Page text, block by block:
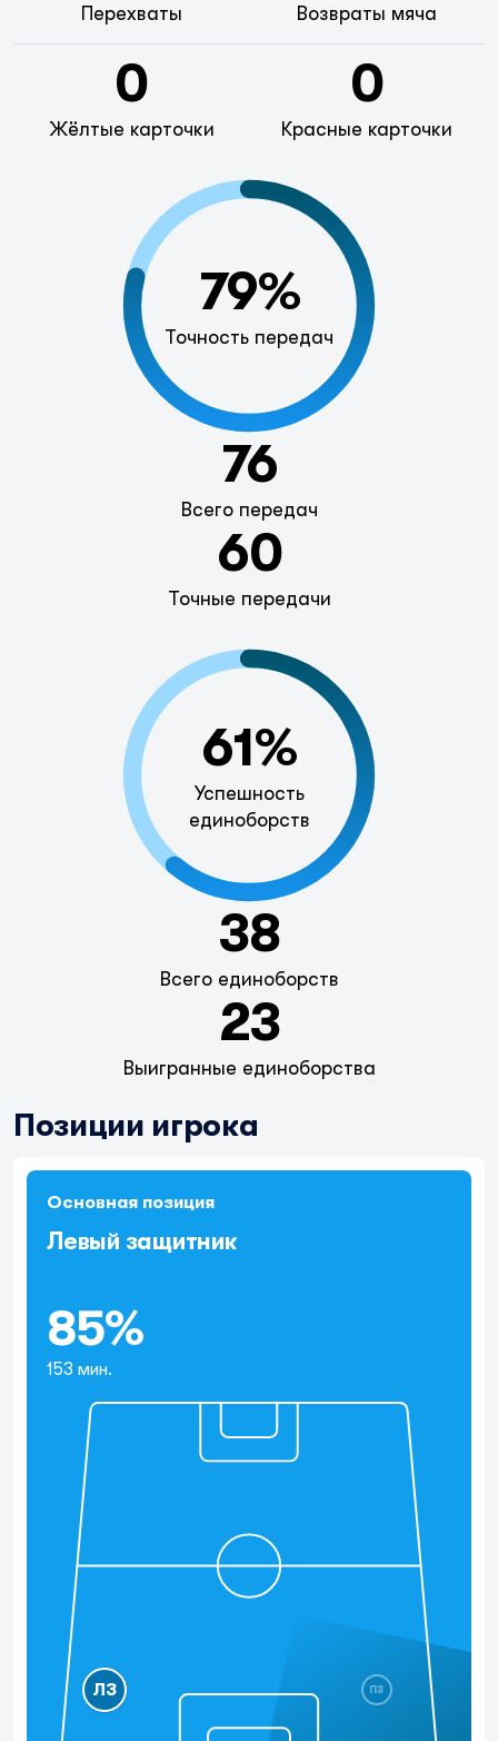
79%
Точность передач
76
Всего передач
60
Точные передачи
Перехваты Возвраты мяча
0
Жёлтые карточки
0
Красные карточки
61%
Успешность
единоборств
38
Всего единоборств
23
Выигранные единоборства
Позиции игрока
Основная позиция
Левый защитник
85%
153 мин.
ЛЗ ПЗ